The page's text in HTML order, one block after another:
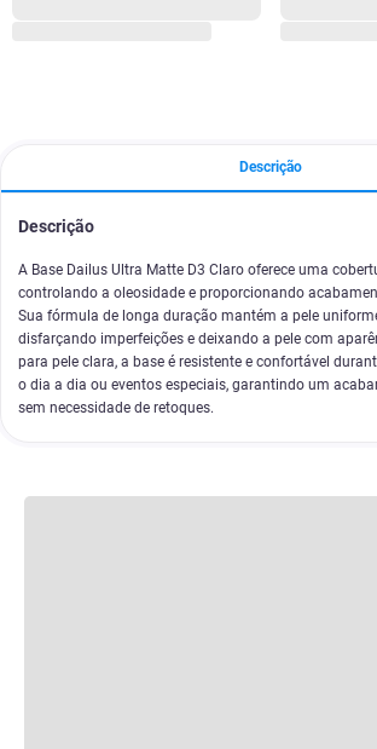
Descrição
Descrição
A Base Dailus Ultra Matte D3 Claro oferece uma
controlando a oleosidade e proporcionando
Sua fórmula de longa duração mantém a pele
disfarçando imperfeições e deixando a pele com
para pele clara, a base é resistente e confortável
o dia a dia ou eventos especiais, garantindo um
sem necessidade de retoques.